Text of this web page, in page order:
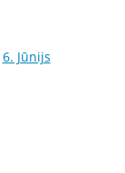
6. Jūnijs